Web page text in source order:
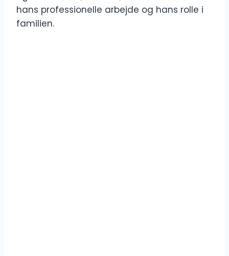
hans professionelle arbejde og hans rolle i
familien.